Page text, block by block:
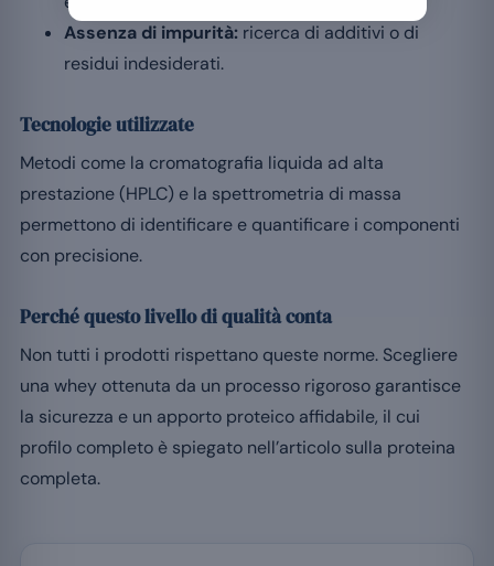
Assenza di impurità: ricerca di additivi o di
residui indesiderati.
Tecnologie utilizzate
Metodi come la cromatografia liquida ad alta
prestazione (HPLC) e la spettrometria di massa
permettono di identificare e quantificare i componenti
con precisione.
Perché questo livello di qualità conta
Non tutti i prodotti rispettano queste norme. Scegliere
una whey ottenuta da un processo rigoroso garantisce
la sicurezza e un apporto proteico affidabile, il cui
profilo completo è spiegato nell’articolo sulla proteina
completa.